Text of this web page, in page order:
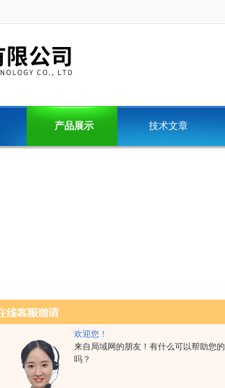
欢迎您！
来自局域网的朋友！有什么可以帮助您的
吗？
产品展示 技术文章